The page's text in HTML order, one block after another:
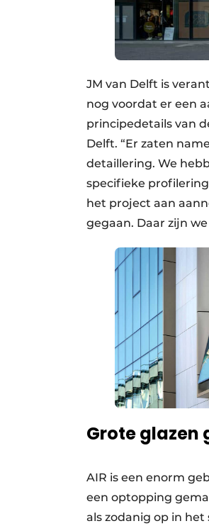
JM van Delft is
nog voordat er een
principedetails van
Delft. “Er zaten
detaillering. We
specifieke
het project aan
gegaan. Daar zijn
Grote glazen
AIR is een enorm
een optopping
als zodanig op in